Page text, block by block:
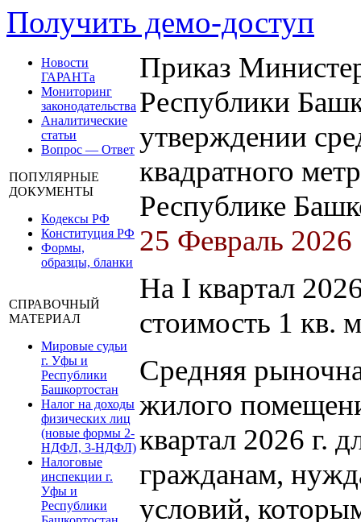
Получить демо-доступ
Новости
ГАРАНТа
Мониторинг
законодательства
Аналитические
статьи
Вопрос — Ответ
ПОПУЛЯРНЫЕ
ДОКУМЕНТЫ
Кодексы РФ
Конституция РФ
Формы,
образцы, бланки
СПРАВОЧНЫЙ
МАТЕРИАЛ
Мировые судьи
г. Уфы и
Республики
Башкортостан
Налог на доходы
физических лиц
(новые формы 2-
НДФЛ, 3-НДФЛ)
Налоговые
инспекции г.
Уфы и
Республики
Приказ
Республики
утверждении
квадратного
Республике
25 Февраль 2026
На I квартал
стоимость 1 кв.
Средняя
жилого
квартал 2026 г.
гражданам,
условий,